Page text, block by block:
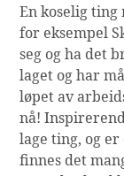
En koselig
for eksempel
seg og ha det
laget og har
løpet av
nå!
lage ting, og
finnes det